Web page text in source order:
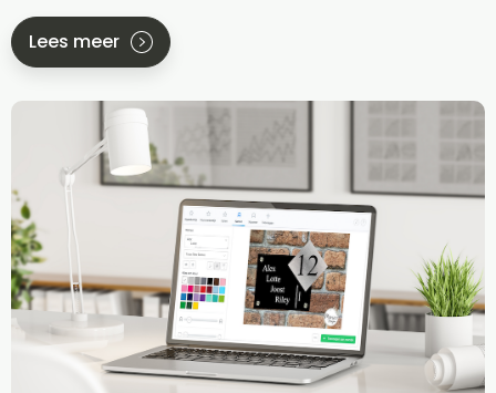
Lees meer